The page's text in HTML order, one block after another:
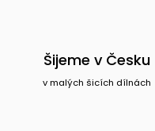
Šijeme v Česku
v malých šicích dílnách